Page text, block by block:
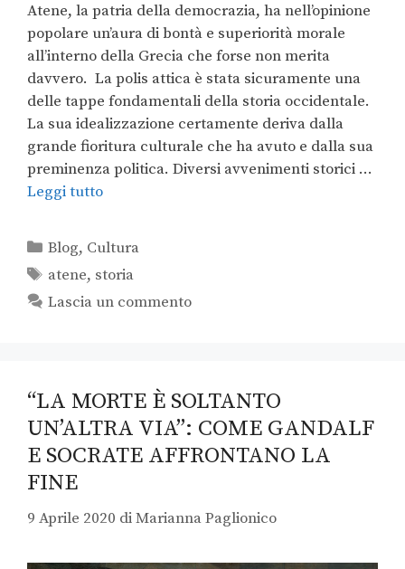
Atene, la patria della democrazia, ha nell’opinione
popolare un’aura di bontà e superiorità morale
all’interno della Grecia che forse non merita
davvero. La polis attica è stata sicuramente una
delle tappe fondamentali della storia occidentale.
La sua idealizzazione certamente deriva dalla
grande fioritura culturale che ha avuto e dalla sua
preminenza politica. Diversi avvenimenti storici …
Leggi tutto
Blog, Cultura
atene, storia
Lascia un commento
“LA MORTE È SOLTANTO
UN’ALTRA VIA”: COME GANDALF
E SOCRATE AFFRONTANO LA
FINE
9 Aprile 2020 diMarianna Paglionico